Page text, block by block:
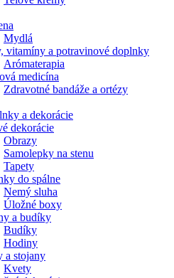
Mydlá
vitamíny a potravinové doplnky
Arómaterapia
medicína
Zdravotné bandáže a ortézy
a dekorácie
dekorácie
Obrazy
Samolepky na stenu
Tapety
do spálne
Nemý sluha
Úložné boxy
a budíky
Budíky
Hodiny
a stojany
Kvety